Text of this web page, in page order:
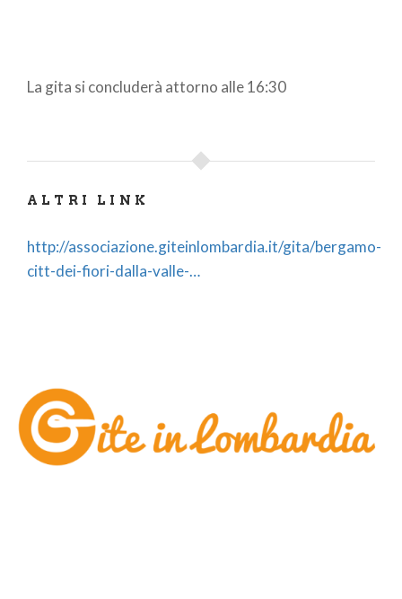
La gita si concluderà attorno alle 16:30
ALTRI LINK
http://associazione.giteinlombardia.it/gita/bergamo-
citt-dei-fiori-dalla-valle-…